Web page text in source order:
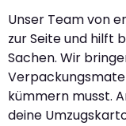
Unser Team von
zur Seite und hilft
Sachen. Wir
kümmern musst.
deine